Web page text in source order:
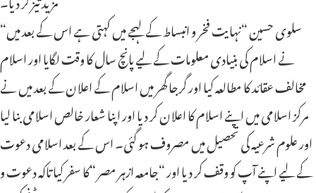
“سلوی حسین “نہایت فخر و انبساط کے لہجے میں کہتی ہے اس کے بعد میں
نے اسلام کی بنیادی معلومات کے لیے پانچ سال کا وقت لگایا اور اسلام
مخالف عقائد کا مطالعہ کیا اور گرجا گھر میں اسلام کے اعلان کے بعد میں نے
مرکز اسلامی میں اپنے اسلام کا اعلان کر دیا اور اپنا شعار خالص اسلامی بنا لیا
اور علوم شرعیہ کی تحصیل میں مصروف ہو گئی۔ اس کے بعد اسلامی دعوت
کے لیے اپنے آپ کو وقف کر دیا اور “جامعہ ازہر مصر “کا سفر کیا تاکہ دعوت و